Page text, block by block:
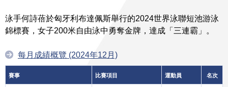
泳手何詩蓓於匈牙利布達佩斯舉行的2024世界泳聯短池游泳
錦標賽，女子200米自由泳中勇奪金牌，達成「三連霸」。
每月成績概覽 (2024年12月)
賽事 比賽項目 運動員 名次